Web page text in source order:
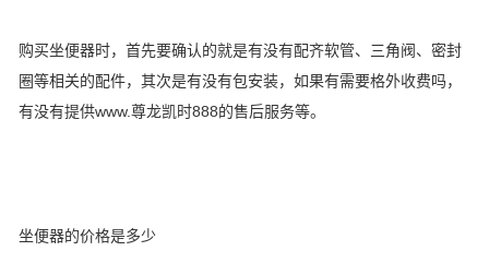
购买坐便器时，首先要确认的就是有没有配齐软管、三角阀、密封
圈等相关的配件，其次是有没有包安装，如果有需要格外收费吗，
有没有提供www.尊龙凯时888的售后服务等。
坐便器的价格是多少